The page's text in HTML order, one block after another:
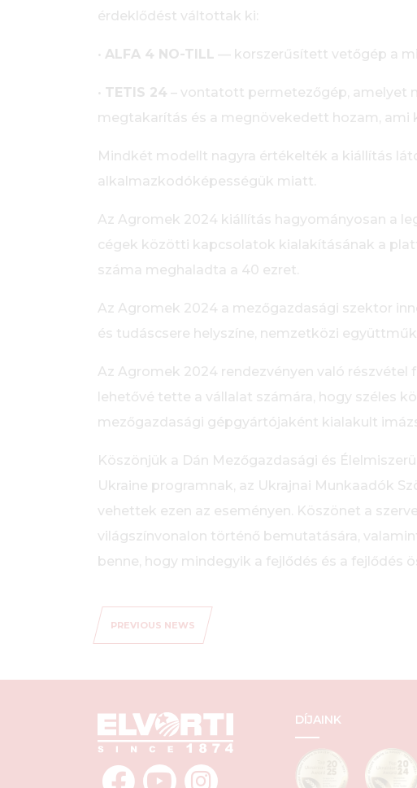
érdeklődést váltottak ki:
• ALFA 4 NO-TILL — korszerűsített vetőgép a
• TETIS 24 – vontatott permetezőgép, amelyet
megtakarítás és a megnövekedett hozam, ami
Mindkét modellt nagyra értékelték a kiállítás
alkalmazkodóképességük miatt.
Az Agromek 2024 kiállítás hagyományosan a
cégek közötti kapcsolatok kialakításának a
száma meghaladta a 40 ezret.
Az Agromek 2024 a mezőgazdasági szektor
és tudáscsere helyszíne, nemzetközi
Az Agromek 2024 rendezvényen való
lehetővé tette a vállalat számára, hogy széles
mezőgazdasági gépgyártójaként kialakult
Köszönjük a Dán Mezőgazdasági és
Ukraine programnak, az Ukrajnai Munkaadók
vehettek ezen az eseményen. Köszönet a
világszínvonalon történő bemutatására,
benne, hogy mindegyik a fejlődés és a fejlődés
PREVIOUS NEWS
DÍJAINK